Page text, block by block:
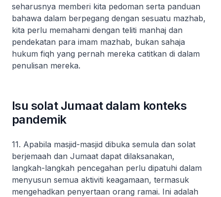
seharusnya memberi kita pedoman serta panduan
bahawa dalam berpegang dengan sesuatu mazhab,
kita perlu memahami dengan teliti manhaj dan
pendekatan para imam mazhab, bukan sahaja
hukum fiqh yang pernah mereka catitkan di dalam
penulisan mereka.
Isu solat Jumaat dalam konteks
pandemik
11. Apabila masjid-masjid dibuka semula dan solat
berjemaah dan Jumaat dapat dilaksanakan,
langkah-langkah pencegahan perlu dipatuhi dalam
menyusun semua aktiviti keagamaan, termasuk
mengehadkan penyertaan orang ramai. Ini adalah